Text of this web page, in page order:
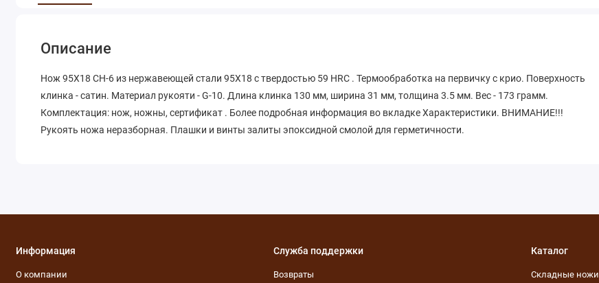
Описание
Нож 95Х18 СН-6 из нержавеющей стали 95Х18 с твердостью 59 HRC . Термообработка на первичку с крио. Поверхность
клинка - сатин. Материал рукояти - G-10. Длина клинка 130 мм, ширина 31 мм, толщина 3.5 мм. Вес - 173 грамм.
Комплектация: нож, ножны, сертификат . Более подробная информация во вкладке Характеристики. ВНИМАНИЕ!!!
Рукоять ножа неразборная. Плашки и винты залиты эпоксидной смолой для герметичности.
Информация
О компании
Служба поддержки
Возвраты
Каталог
Складные ножи